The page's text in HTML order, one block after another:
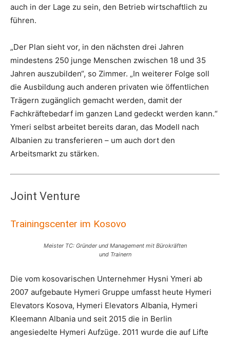
auch in der Lage zu sein, den Betrieb wirtschaftlich zu
führen.
„Der Plan sieht vor, in den nächsten drei Jahren
mindestens 250 junge Menschen zwischen 18 und 35
Jahren auszubilden“, so Zimmer. „In weiterer Folge soll
die Ausbildung auch anderen privaten wie öffentlichen
Trägern zugänglich gemacht werden, damit der
Fachkräftebedarf im ganzen Land gedeckt werden kann.“
Ymeri selbst arbeitet bereits daran, das Modell nach
Albanien zu transferieren – um auch dort den
Arbeitsmarkt zu stärken.
Joint Venture
Trainingscenter im Kosovo
Meister TC: Gründer und Management mit Bürokräften
und Trainern
Die vom kosovarischen Unternehmer Hysni Ymeri ab
2007 aufgebaute Hymeri Gruppe umfasst heute Hymeri
Elevators Kosova, Hymeri Elevators Albania, Hymeri
Kleemann Albania und seit 2015 die in Berlin
angesiedelte Hymeri Aufzüge. 2011 wurde die auf Lifte